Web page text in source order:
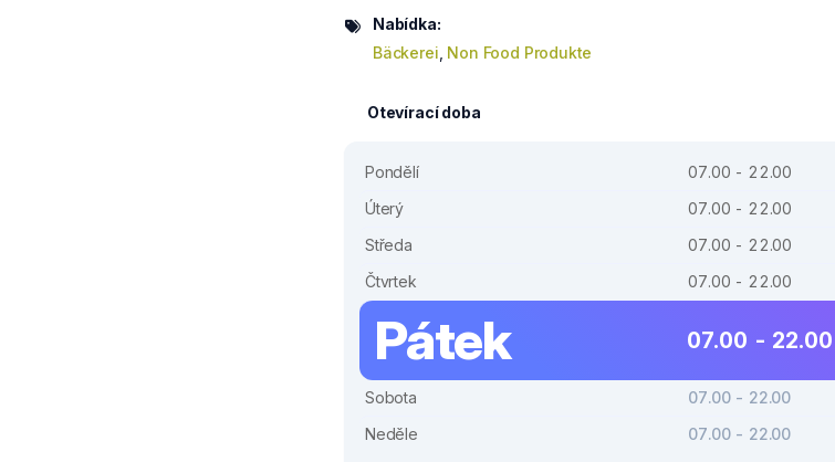
Nabídka:
Bäckerei Non Food Produkte
Otevírací doba
Pondělí
07.00 - 22.00
Úterý
07.00 - 22.00
Středa
07.00 - 22.00
Čtvrtek
07.00 - 22.00
Pátek 07.00 - 22.00
Sobota
07.00 - 22.00
Neděle
07.00 - 22.00